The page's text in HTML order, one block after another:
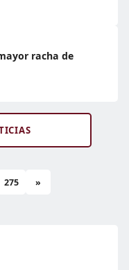
racha de
275 »